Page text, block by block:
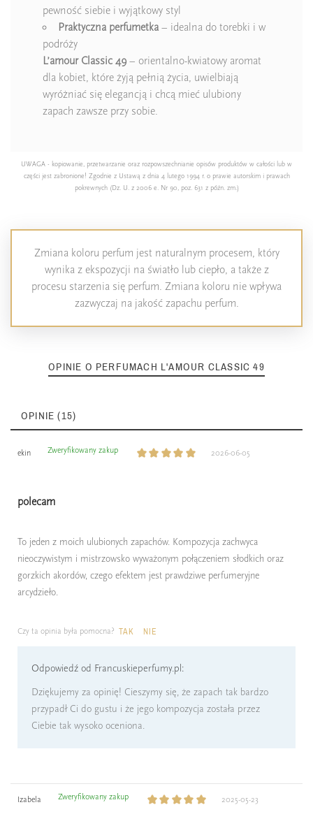
pewność siebie i wyjątkowy styl
Praktyczna perfumetka – idealna do torebki i w
podróży
L’amour Classic 49 – orientalno-kwiatowy aromat
dla kobiet, które żyją pełnią życia, uwielbiają
wyróżniać się elegancją i chcą mieć ulubiony
zapach zawsze przy sobie.
UWAGA - kopiowanie, przetwarzanie oraz rozpowszechnianie opisów produktów w całości lub w
części jest zabronione! Zgodnie z Ustawą z dnia 4 lutego 1994 r. o prawie autorskim i prawach
pokrewnych (Dz. U. z 2006 e. Nr 90, poz. 631 z późn. zm.)
Zmiana koloru perfum jest naturalnym procesem, który
wynika z ekspozycji na światło lub ciepło, a także z
procesu starzenia się perfum. Zmiana koloru nie wpływa
zazwyczaj na jakość zapachu perfum.
OPINIE O PERFUMACH L'AMOUR CLASSIC 49
OPINIE (15)
ekin Zweryfikowany zakup 2026-06-05
polecam
To jeden z moich ulubionych zapachów. Kompozycja zachwyca
nieoczywistym i mistrzowsko wyważonym połączeniem słodkich oraz
gorzkich akordów, czego efektem jest prawdziwe perfumeryjne
arcydzieło.
Czy ta opinia była pomocna? TAK NIE
Odpowiedź od Francuskieperfumy.pl:
Dziękujemy za opinię! Cieszymy się, że zapach tak bardzo
przypadł Ci do gustu i że jego kompozycja została przez
Ciebie tak wysoko oceniona.
Izabela Zweryfikowany zakup 2025-05-23